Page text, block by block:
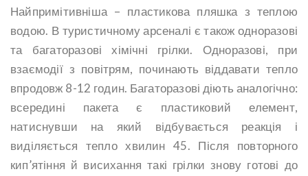
Найпримітивніша – пластикова пляшка з теплою
водою. В туристичному арсеналі є також одноразові
та багаторазові хімічні грілки. Одноразові, при
взаємодії з повітрям, починають віддавати тепло
впродовж 8-12 годин. Багаторазові діють аналогічно:
всередині пакета є пластиковий елемент,
натиснувши на який відбувається реакція і
виділяється тепло хвилин 45. Після повторного
кип’ятіння й висихання такі грілки знову готові до